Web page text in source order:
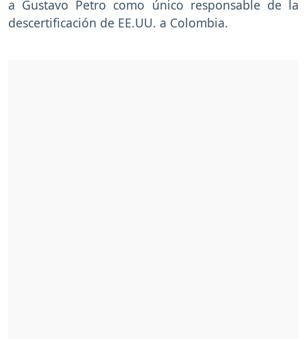
a Gustavo Petro como único responsable de la
descertificación de EE.UU. a Colombia.